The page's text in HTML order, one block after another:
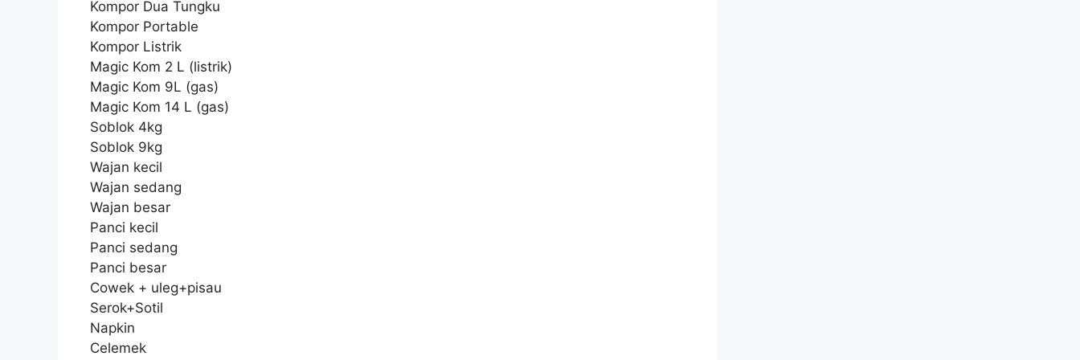
Kompor Dua Tungku
Kompor Portable
Kompor Listrik
Magic Kom 2 L (listrik)
Magic Kom 9L (gas)
Magic Kom 14 L (gas)
Soblok 4kg
Soblok 9kg
Wajan kecil
Wajan sedang
Wajan besar
Panci kecil
Panci sedang
Panci besar
Cowek + uleg+pisau
Serok+Sotil
Napkin
Celemek